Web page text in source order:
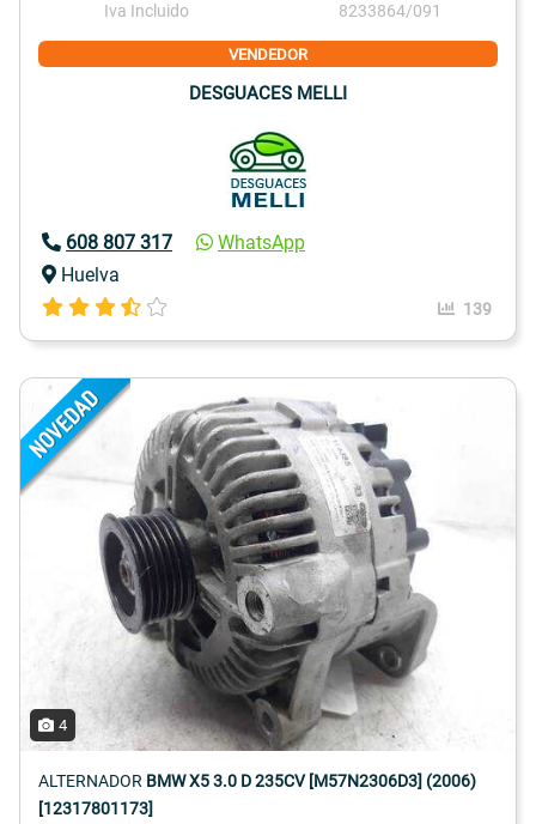
Iva Incluido 8233864/091
VENDEDOR
DESGUACES MELLI
608 807 317
WhatsApp
Huelva
139
4
ALTERNADOR BMW X5 3.0 D 235CV [M57N2306D3] (2006)
[12317801173]